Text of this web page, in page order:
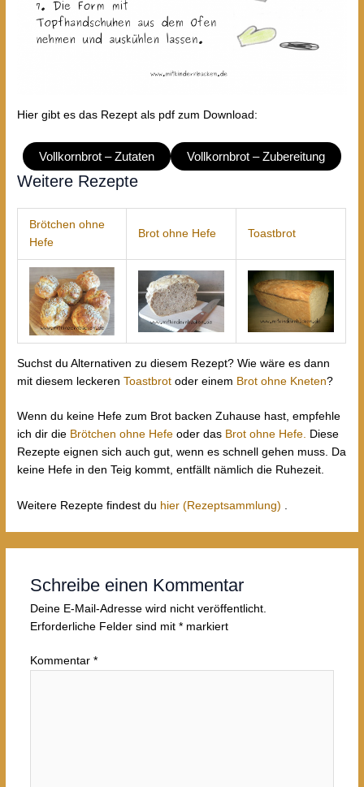
Hier gibt es das Rezept als pdf zum Download:
Vollkornbrot – Zutaten Vollkornbrot – Zubereitung
Weitere Rezepte
Brötchen ohne
Hefe
Brot ohne Hefe Toastbrot
Suchst du Alternativen zu diesem Rezept? Wie wäre es dann
mit diesem leckerenToastbrot oder einem Brot ohne Kneten?
Wenn du keine Hefe zum Brot backen Zuhause hast, empfehle
ich dir die Brötchen ohne Hefe oder das Brot ohne Hefe. Diese
Rezepte eignen sich auch gut, wenn es schnell gehen muss. Da
keine Hefe in den Teig kommt, entfällt nämlich die Ruhezeit.
Weitere Rezepte findest du hier (Rezeptsammlung) .
Schreibe einen Kommentar
Deine E-Mail-Adresse wird nicht veröffentlicht.
Erforderliche Felder sind mit *markiert
Kommentar *